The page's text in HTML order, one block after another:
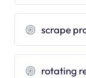
scrape
rotating